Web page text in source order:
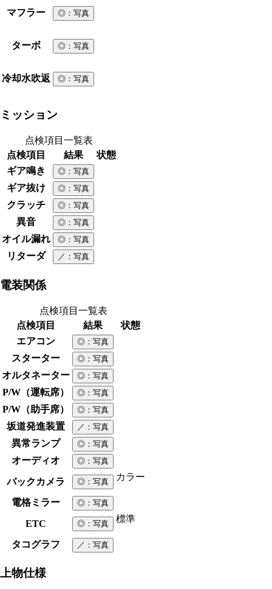
マフラー ◎ ：写真
ターボ ◎ ：写真
冷却水吹返 ◎ ：写真
ミッション
点検項目一覧表
点検項目
結果
状態
ギア鳴き
◎ ：写真
ギア抜け ◎ ：写真
クラッチ ◎ ：写真
異音 ◎ ：写真
オイル漏れ ◎ ：写真
リターダ ／ ：写真
電装関係
点検項目一覧表
点検項目
結果
状態
エアコン
◎ ：写真
スターター ◎ ：写真
オルタネーター ◎ ：写真
P/W（運転席） ◎ ：写真
P/W（助手席） ◎ ：写真
坂道発進装置 ／ ：写真
異常ランプ ◎ ：写真
オーディオ ◎ ：写真
バックカメラ ◎ ：写真 カラー
電格ミラー ◎ ：写真
ETC ◎ ：写真 標準
タコグラフ ／ ：写真
上物仕様